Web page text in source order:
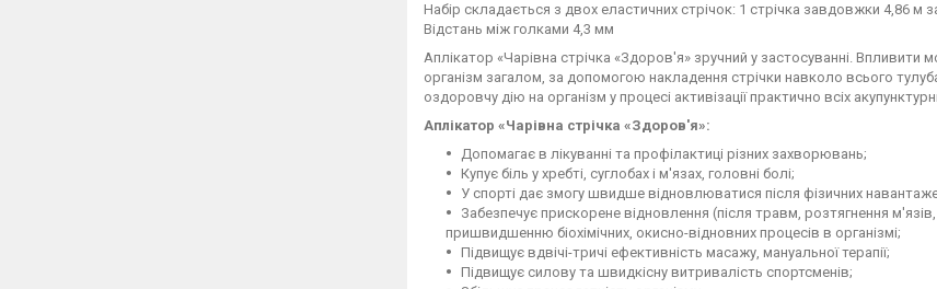
Набір складається з двох еластичних стрічок: 1 стрічка завдовжки
Відстань між голками 4,3 мм
Аплікатор «Чарівна стрічка «Здоров'я» зручний у застосуванні. Впливити
організм загалом, за допомогою накладення стрічки навколо всього
оздоровчу дію на організм у процесі активізації практично всіх
Аплікатор «Чарівна стрічка «Здоров'я»:
Допомагає в лікуванні та профілактиці різних захворювань;
Купує біль у хребті, суглобах і м'язах, головні болі;
У спорті дає змогу швидше відновлюватися після фізичних
Забезпечує прискорене відновлення (після травм, розтягнення
пришвидшенню біохімічних, окисно-відновних процесів в організмі;
Підвищує вдвічі-тричі ефективність масажу, мануальної терапії;
Підвищує силову та швидкісну витривалість спортсменів;